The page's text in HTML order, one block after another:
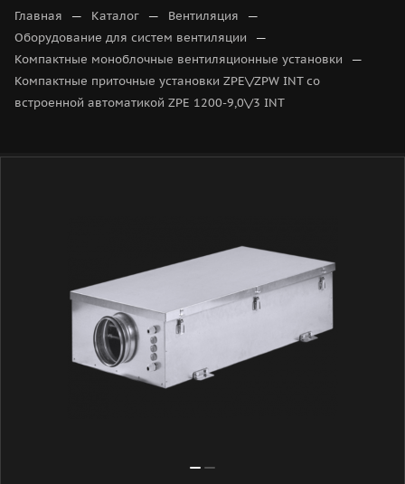
Главная — Каталог — Вентиляция —
Оборудование для систем вентиляции —
Компактные моноблочные вентиляционные установки —
Компактные приточные установки ZPE\/ZPW INT со
встроенной автоматикой ZPE 1200-9,0\/3 INT